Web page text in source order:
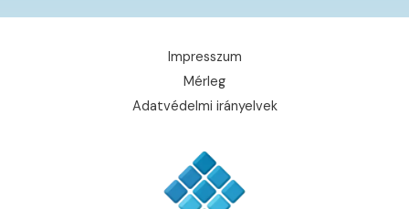
Impresszum
Mérleg
Adatvédelmi irányelvek